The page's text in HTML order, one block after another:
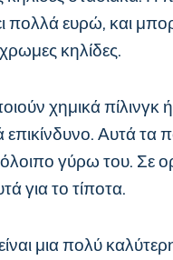
πολλά ευρώ, και
κηλίδες.
χημικά
επικίνδυνο. Αυτά
γύρω του. Σε
για το τίποτα.
μια πολύ